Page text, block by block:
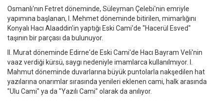
Osmanlı'nın Fetret döneminde, Süleyman Çelebi'nin emriyle
yapımına başlanan, I. Mehmet döneminde bitirilen, mimarlığını
Konyalı Hacı Alaaddin'in yaptığı Eski Cami'de "Hacerül Esved"
taşının bir parçası da bulunuyor.
II. Murat döneminde Edirne'de Eski Cami'de Hacı Bayram Veli'nin
vaaz verdiği kürsü, saygı nedeniyle imamlarca kullanılmıyor. I.
Mahmut döneminde duvarlarına büyük puntolarla nakşedilen hat
yazılarına onarımlar sırasında yenileri eklenen cami, halk arasında
"Ulu Cami" ya da "Yazılı Cami" olarak da anılıyor.